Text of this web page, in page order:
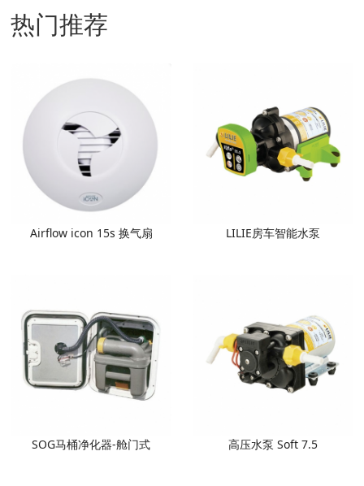
热门推荐
Airflow icon 15s 换气扇 LILIE房车智能水泵
SOG马桶净化器-舱门式 高压水泵 Soft 7.5